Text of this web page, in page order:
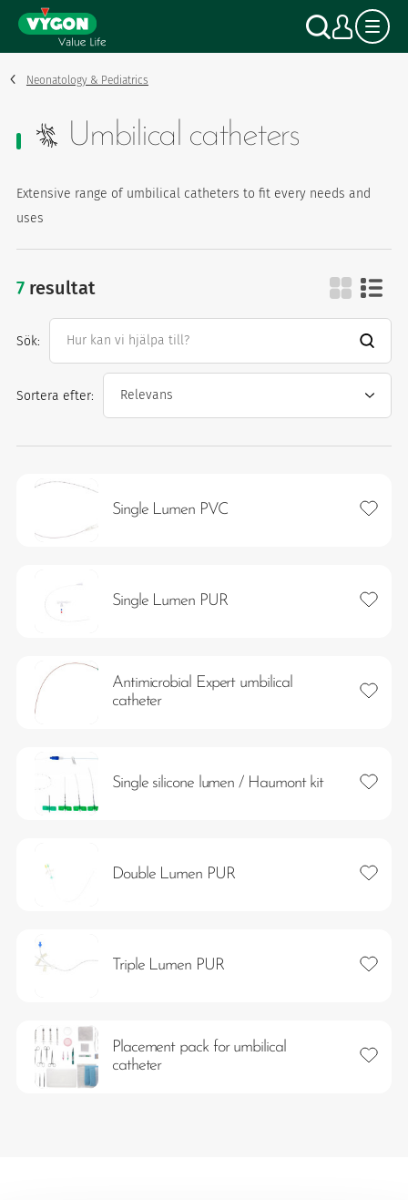
Cookie- hanteringspanel
huvudinnehåll
SökMitt
Neonatology & Pediatrics
Umbilical catheters
Extensive range of umbilical catheters to fit every needs and
uses
7resultatumbilical catheters
Sortera efter:
Sök:
Single Lumen PVC Lägg
Single Lumen PUR Lägg
Antimicrobial Expert umbilical
catheter
Lägg
Single silicone lumen / Haumont kit Lägg
Double Lumen PUR Lägg
Triple Lumen PUR Lägg
Placement pack for umbilical
catheter
Lägg
och humanism.